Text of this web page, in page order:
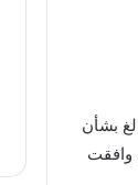
بشأن
وافقت